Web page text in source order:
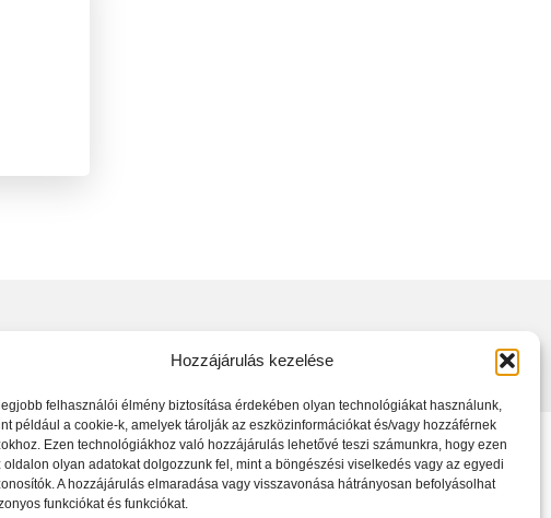
Hozzájárulás kezelése
felhasználói élmény biztosítása érdekében olyan technológiákat használunk,
például a cookie-k, amelyek tárolják az eszközinformációkat és/vagy hozzáférnek
Ezen technológiákhoz való hozzájárulás lehetővé teszi számunkra, hogy ezen
oldalon olyan adatokat dolgozzunk fel, mint a böngészési viselkedés vagy az egyedi
A hozzájárulás elmaradása vagy visszavonása hátrányosan befolyásolhat
funkciókat és funkciókat.
Policy| Data Protection Number: ZB719005